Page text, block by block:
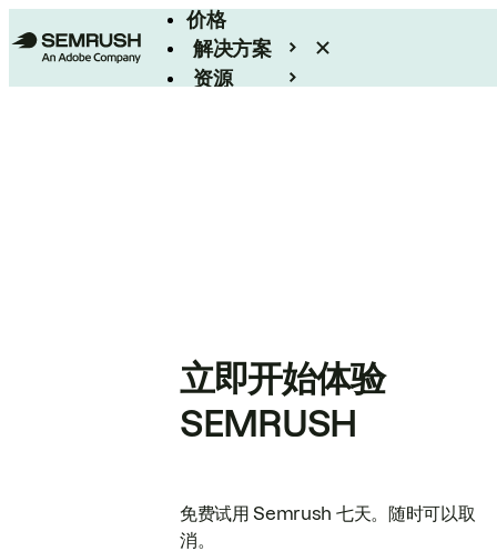
价格
解决方案
资源
立即开始体验
SEMRUSH
免费试用 Semrush 七天。随时可以取
消。